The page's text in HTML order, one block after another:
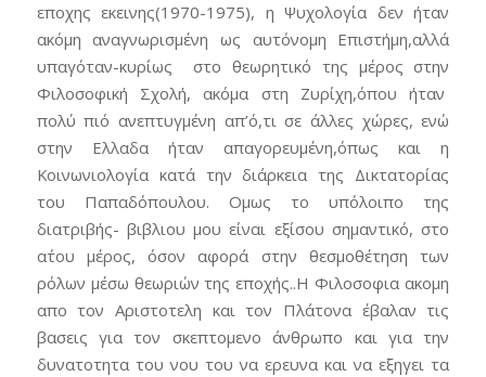
εποχης εκεινης(1970-1975), η Ψυχολογία δεν ήταν
ακόμη αναγνωρισμένη ως αυτόνομη Επιστήμη,αλλά
υπαγόταν-κυρίως στο θεωρητικό της μέρος στην
Φιλοσοφική Σχολή, ακόμα στη Ζυρίχη,όπου ήταν
πολύ πιό ανεπτυγμένη απ’ό,τι σε άλλες χώρες, ενώ
στην Ελλαδα ήταν απαγορευμένη,όπως και η
Κοινωνιολογία κατά την διάρκεια της Δικτατορίας
του Παπαδόπουλου. Ομως το υπόλοιπο της
διατριβής- βιβλιου μου είναι εξίσου σημαντικό, στο
α΄του μέρος, όσον αφορά στην θεσμοθέτηση των
ρόλων μέσω θεωριών της εποχής..Η Φιλοσοφια ακομη
απο τον Αριστοτελη και τον Πλάτονα έβαλαν τις
βασεις για τον σκεπτομενο άνθρωπο και για την
δυνατοτητα του νου του να ερευνα και να εξηγει τα